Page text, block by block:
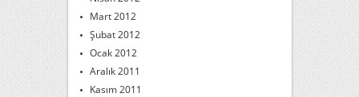
Mart 2012
Şubat 2012
Ocak 2012
Aralık 2011
Kasım 2011